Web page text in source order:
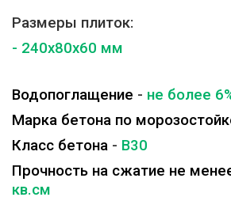
Размеры плиток:
- 240x80x60 мм
Водопоглащение - не более
Марка бетона по
Класс бетона - B30
Прочность на сжатие не
кв.см